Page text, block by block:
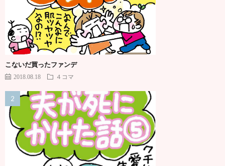
こないだ買ったファンデ
2018.08.18 ４コマ